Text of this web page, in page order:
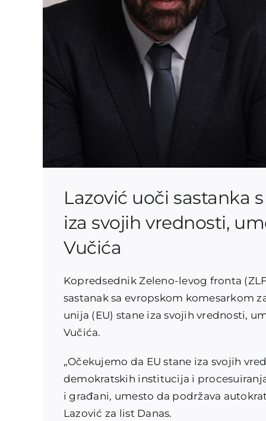
Lazović uoči sastanka
iza svojih vrednosti,
Vučića
Kopredsednik Zeleno-levog fronta
sastanak sa evropskom komesarkom
unija (EU) stane iza svojih vrednosti,
Vučića.
„Očekujemo da EU stane iza svojih
demokratskih institucija i
i građani, umesto da podržava
Lazović za list Danas.